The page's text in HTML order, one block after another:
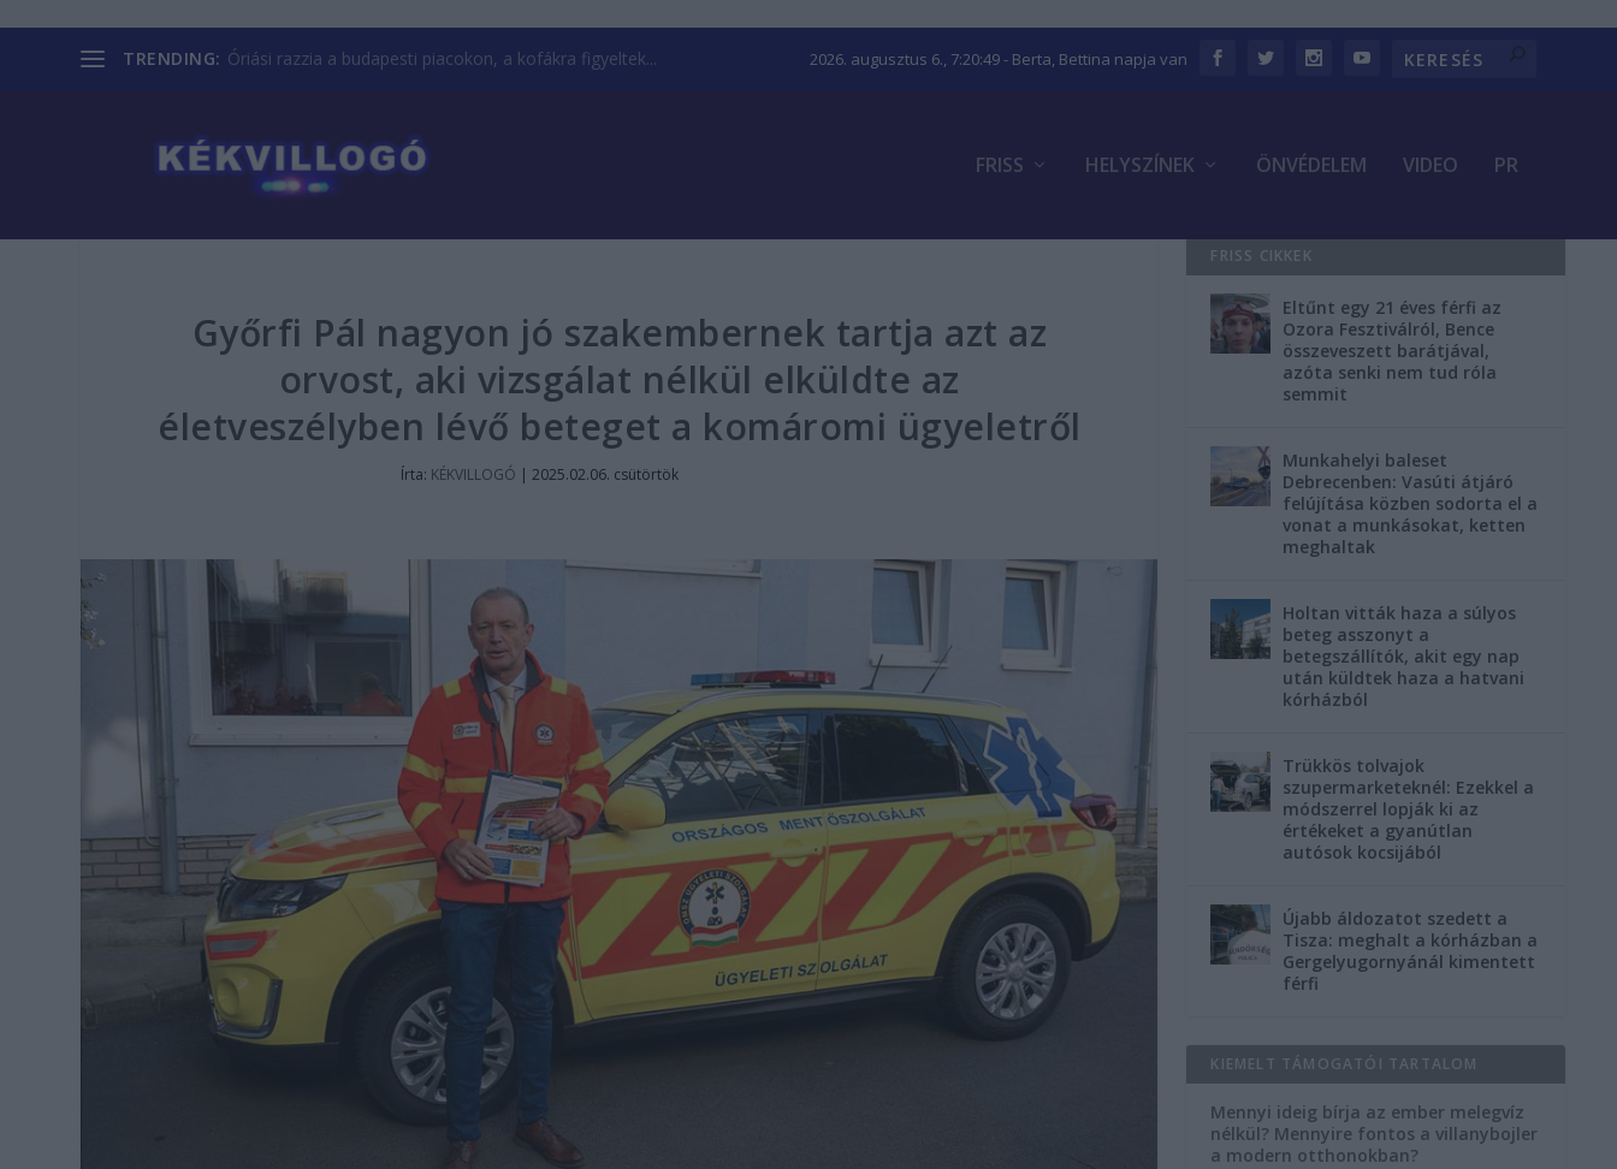
TRENDING: Óriási razzia a budapesti piacokon, a kofákra figyeltek... 2026. augusztus 6., 7:20:49- Berta, Bettina napja van
FRISS HELYSZÍNEK ÖNVÉDELEM VIDEO PR
Győrfi Pál nagyon jó szakembernek tartja azt az
orvost, aki vizsgálat nélkül elküldte az
életveszélyben lévő beteget a komáromi ügyeletről
Írta: KÉKVILLOGÓ | 2025.02.06. csütörtök
FRISS CIKKEK
Eltűnt egy 21 éves férfi az
Ozora Fesztiválról, Bence
összeveszett barátjával,
azóta senki nem tud róla
semmit
Munkahelyi baleset
Debrecenben: Vasúti átjáró
felújítása közben sodorta el a
vonat a munkásokat, ketten
meghaltak
Holtan vitták haza a súlyos
beteg asszonyt a
betegszállítók, akit egy nap
után küldtek haza a hatvani
kórházból
Trükkös tolvajok
szupermarketeknél: Ezekkel a
módszerrel lopják ki az
értékeket a gyanútlan
autósok kocsijából
Újabb áldozatot szedett a
Tisza: meghalt a kórházban a
Gergelyugornyánál kimentett
férfi
KIEMELT TÁMOGATÓI TARTALOM
Mennyi ideig bírja az ember melegvíz
nélkül? Mennyire fontos a villanybojler
a modern otthonokban?